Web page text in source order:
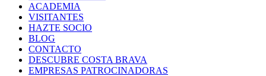
ACADEMIA
VISITANTES
HAZTE SOCIO
BLOG
CONTACTO
DESCUBRE COSTA BRAVA
EMPRESAS PATROCINADORAS